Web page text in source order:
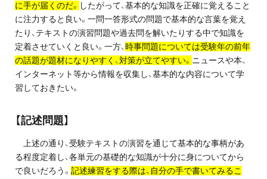
に手が届くのだ。 したがって、基本的な知識を正確に覚えること
に注力すると良い。一問一答形式の問題で基本的な言葉を覚え
たり、テキストの演習問題や過去問を解いたりする中で知識を
定着させていくと良い。一方、時事問題については受験年の前年
の話題が題材になりやすく、対策が立てやすい。 ニュースや本、
インターネット等から情報を収集し、基本的な内容について学
習しておきたい。
【記述問題】
上述の通り、受験テキストの演習を通じて基本的な事柄があ
る程度定着し、各単元の基礎的な知識が十分に身についてから
で良いだろう。 記述練習をする際は、自分の手で書いてみるこ